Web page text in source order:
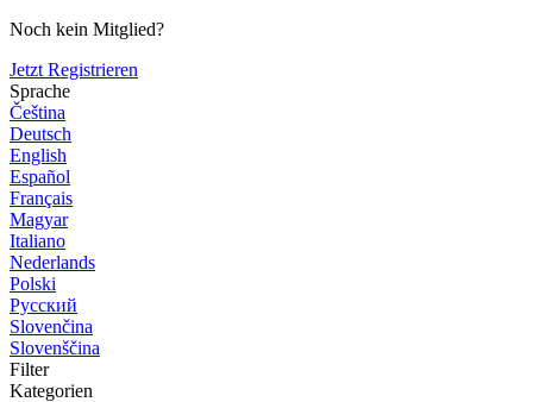
Noch kein Mitglied?
Jetzt Registrieren
Sprache
Čeština
Deutsch
English
Español
Français
Magyar
Italiano
Nederlands
Polski
Русский
Slovenčina
Slovenščina
Filter
Kategorien